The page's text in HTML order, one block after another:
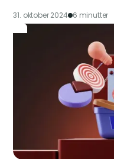
31. oktober 2024 6 minutter